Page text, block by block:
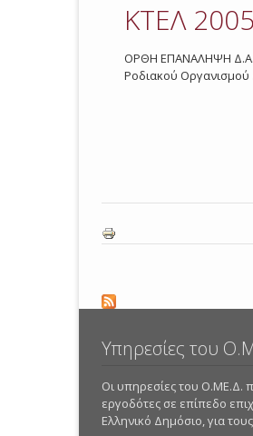
ΚΤΕΛ 2005
ΟΡΘΗ ΕΠΑΝΑΛΗΨΗ Δ.Α.
Ροδιακού Οργανισμού
Υπηρεσίες του
Οι υπηρεσίες του Ο.ΜΕ.Δ.
εργοδότες σε επίπεδο
Ελληνικό Δημόσιο, για